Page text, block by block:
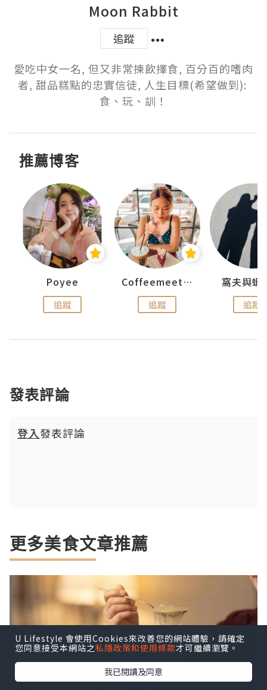
Moon Rabbit
追蹤
愛吃中女一名, 但又非常揀飲擇食, 百分百的嗜肉
者, 甜品糕點的忠實信徒, 人生目標(希望做到):
食、玩、訓！
推薦博客
Poyee
追蹤
Coffeemeetjojo
追蹤
窩夫與蝦
追蹤
發表評論
登入發表評論
更多美食文章推薦
U Lifestyle 會使用Cookies來改善您的網站體驗，請確定
您同意接受本網站之私隱政策和使用條款才可繼續瀏覽。
我已閱讀及同意